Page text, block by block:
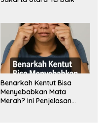
Benarkah Kentut Bisa
Menyebabkan Mata
Merah? Ini Penjelasan